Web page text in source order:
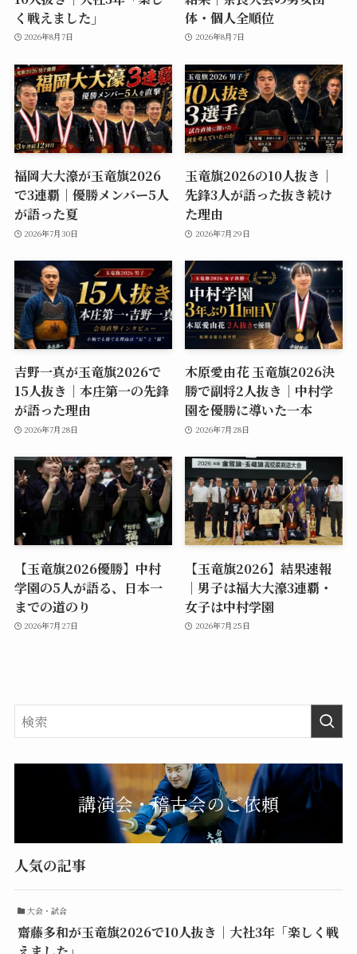
く戦えました」
2026年8月7日
体・個人全順位
2026年8月7日
福岡大大濠が玉竜旗2026
で3連覇｜優勝メンバー5人
が語った夏
2026年7月30日
玉竜旗2026の10人抜き｜
先鋒3人が語った抜き続け
た理由
2026年7月29日
吉野一真が玉竜旗2026で
15人抜き｜本庄第一の先鋒
が語った理由
2026年7月28日
木原愛由花 玉竜旗2026決
勝で副将2人抜き｜中村学
園を優勝に導いた一本
2026年7月28日
【玉竜旗2026優勝】中村
学園の5人が語る、日本一
までの道のり
2026年7月27日
【玉竜旗2026】結果速報
｜男子は福大大濠3連覇・
女子は中村学園
2026年7月25日
講演会・稽古会のご依頼
人気の記事
大会・試合
齋藤多和が玉竜旗2026で10人抜き｜大社3年「楽しく戦